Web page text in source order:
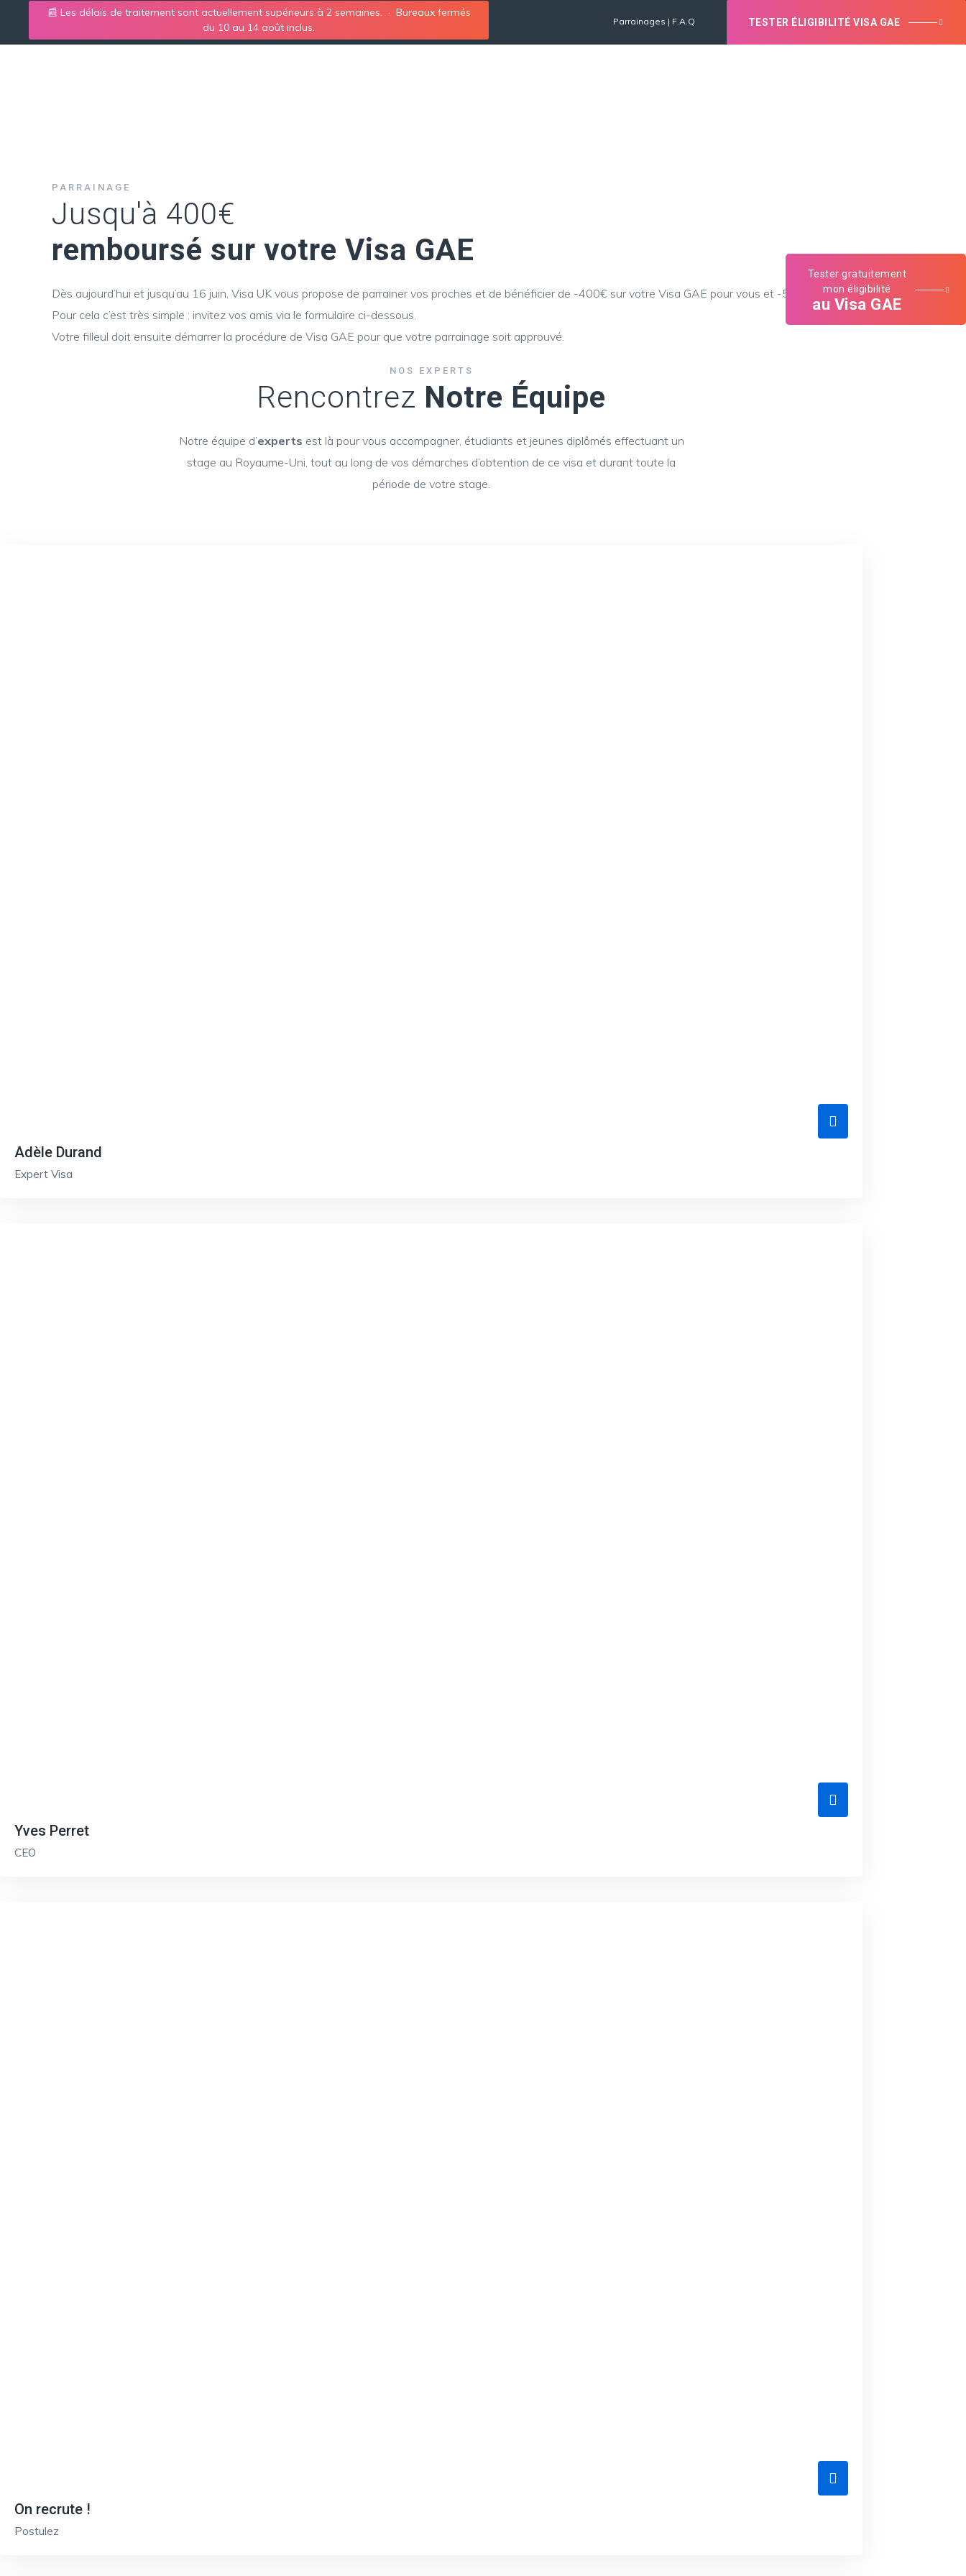
Tester gratuitement
mon éligibilité
au Visa GAE
📰 Les délais de traitement sont actuellement supérieurs à 2 semaines. · Bureaux fermés
du 10 au 14 août inclus.
Parrainages | F.A.Q TESTER ÉLIGIBILITÉ VISA GAE
PARRAINAGE
Jusqu'à 400€
remboursé sur votre Visa GAE
Dès aujourd’hui et jusqu’au 16 juin, Visa UK vous propose de parrainer vos proches et de bénéficier de -400€ sur votre Visa GAE pour vous et -50€ pour vos filleuls !?
Pour cela c’est très simple : invitez vos amis via le formulaire ci-dessous.
Votre filleul doit ensuite démarrer la procédure de Visa GAE pour que votre parrainage soit approuvé.
NOS EXPERTS
Rencontrez Notre Équipe
Notre équipe d’experts est là pour vous accompagner, étudiants et jeunes diplômés effectuant un
stage au Royaume-Uni, tout au long de vos démarches d’obtention de ce visa et durant toute la
période de votre stage.
Adèle Durand
Expert Visa
Yves Perret
CEO
On recrute !
Postulez